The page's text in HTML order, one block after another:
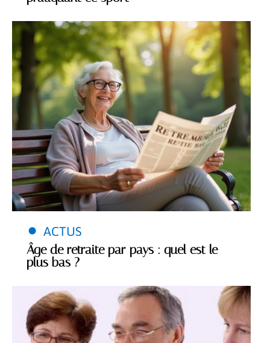
ACTUS
Âge de retraite par pays : quel est le
plus bas ?